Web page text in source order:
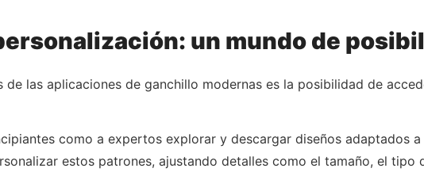
un mundo de
las aplicaciones de ganchillo modernas es la posibilidad de
como a expertos explorar y descargar diseños adaptados
estos patrones, ajustando detalles como el tamaño, el tipo